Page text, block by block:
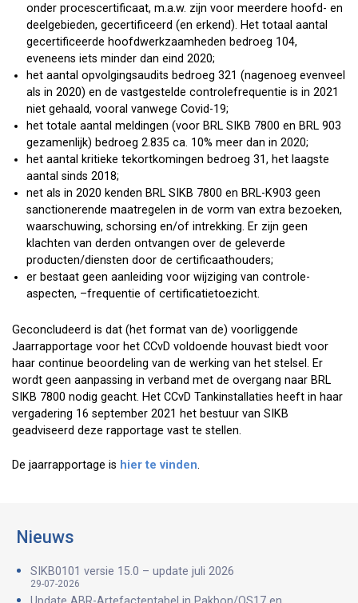
onder procescertificaat, m.a.w. zijn voor meerdere hoofd- en
deelgebieden, gecertificeerd (en erkend). Het totaal aantal
gecertificeerde hoofdwerkzaamheden bedroeg 104,
eveneens iets minder dan eind 2020;
het aantal opvolgingsaudits bedroeg 321 (nagenoeg evenveel
als in 2020) en de vastgestelde controlefrequentie is in 2021
niet gehaald, vooral vanwege Covid-19;
het totale aantal meldingen (voor BRL SIKB 7800 en BRL 903
gezamenlijk) bedroeg 2.835 ca. 10% meer dan in 2020;
het aantal kritieke tekortkomingen bedroeg 31, het laagste
aantal sinds 2018;
net als in 2020 kenden BRL SIKB 7800 en BRL-K903 geen
sanctionerende maatregelen in de vorm van extra bezoeken,
waarschuwing, schorsing en/of intrekking. Er zijn geen
klachten van derden ontvangen over de geleverde
producten/diensten door de certificaathouders;
er bestaat geen aanleiding voor wijziging van controle-
aspecten, –frequentie of certificatietoezicht.
Geconcludeerd is dat (het format van de) voorliggende
Jaarrapportage voor het CCvD voldoende houvast biedt voor
haar continue beoordeling van de werking van het stelsel. Er
wordt geen aanpassing in verband met de overgang naar BRL
SIKB 7800 nodig geacht. Het CCvD Tankinstallaties heeft in haar
vergadering 16 september 2021 het bestuur van SIKB
geadviseerd deze rapportage vast te stellen.
De jaarrapportage is hier te vinden.
Nieuws
SIKB0101 versie 15.0 – update juli 2026
29-07-2026